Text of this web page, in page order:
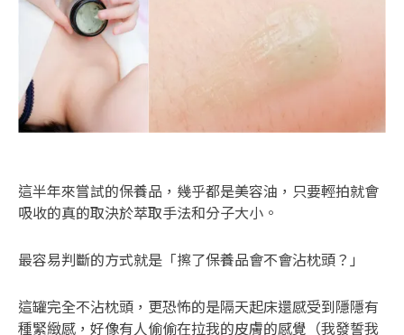
這半年來嘗試的保養品，幾乎都是美容油，只要輕拍就會
吸收的真的取決於萃取手法和分子大小。
最容易判斷的方式就是「擦了保養品會不會沾枕頭？」
這罐完全不沾枕頭，更恐怖的是隔天起床還感受到隱隱有
種緊緻感，好像有人偷偷在拉我的皮膚的感覺（我發誓我